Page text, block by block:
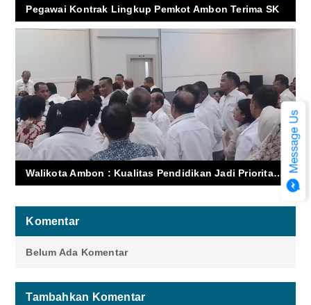
Pegawai Kontrak Lingkup Pemkot Ambon Terima SK
Walikota Ambon : Kualitas Pendidikan Jadi Prioritas Kepsek SD dan SMP Se - Kota Ambon
Komentar
Belum Ada Komentar
Tambahkan Komentar